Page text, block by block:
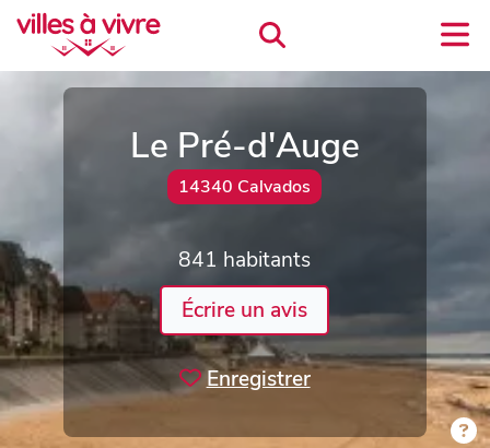
Le Pré-d'Auge
14340 Calvados
841 habitants
Écrire un avis
Enregistrer